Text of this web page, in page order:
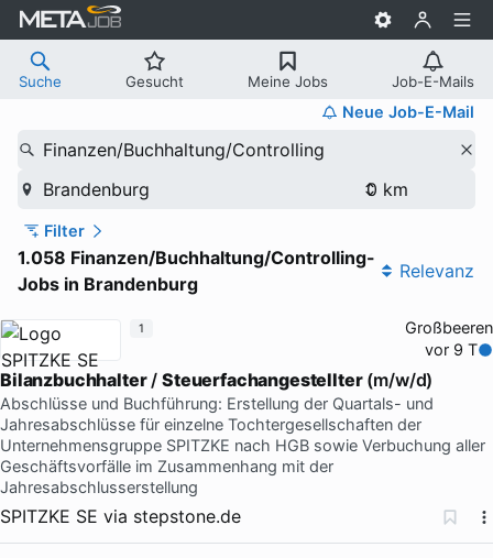
Suche Gesucht Meine Jobs Job-E-Mails
Neue Job-E-Mail
Finanzen/Buchhaltung/Controlling
Brandenburg
Filter
1.058 Finanzen/Buchhaltung/Controlling-
Jobs in Brandenburg
Relevanz
Großbeeren
vor 9 T
Bilanzbuchhalter/ Steuerfachangestellter(m/w/d)
Abschlüsse und Buchführung: Erstellung der Quartals- und
Jahresabschlüsse für einzelne Tochtergesellschaften der
Unternehmensgruppe SPITZKE nach HGB sowie Verbuchung aller
Geschäftsvorfälle im Zusammenhang mit der
Jahresabschlusserstellung
SPITZKE SE via stepstone.de
1